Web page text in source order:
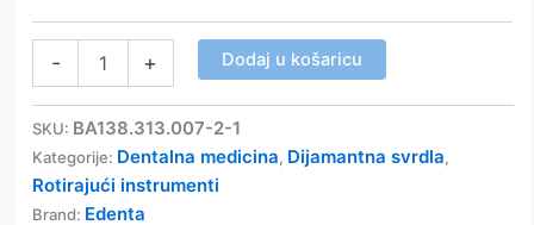
-
801L
Edenta
količina
+ Dodaj u košaricu
SKU: BA138.313.007-2-1
Kategorije: Dentalna medicina, Dijamantna svrdla,
Rotirajući instrumenti
Brand: Edenta